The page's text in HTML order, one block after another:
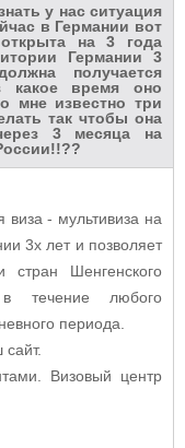
у нас ситуация
в Германии вот
на 3 года
Германии 3
получается
какое время оно
мне известно три
так чтобы она
3 месяца на
виза - мультивиза на
3х лет и позволяет
стран Шенгенского
течение любого
периода.
Визовый центр